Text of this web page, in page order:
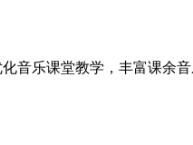
音乐课堂教学，丰富课余